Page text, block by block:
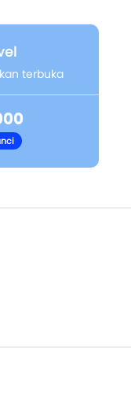
terbuka